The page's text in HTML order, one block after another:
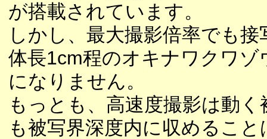
が搭載されています。
しかし、最大撮影倍率でも
体長1cm程のオキナワクワ
になりません。
もっとも、高速度撮影は動
も被写界深度内に収めるこ